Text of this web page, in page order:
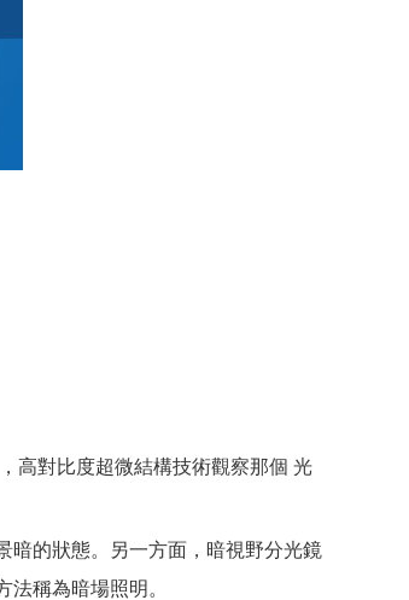
高對比度超微結構技術觀察那個 光
暗的狀態。另一方面，暗視野分光鏡
稱為暗場照明。